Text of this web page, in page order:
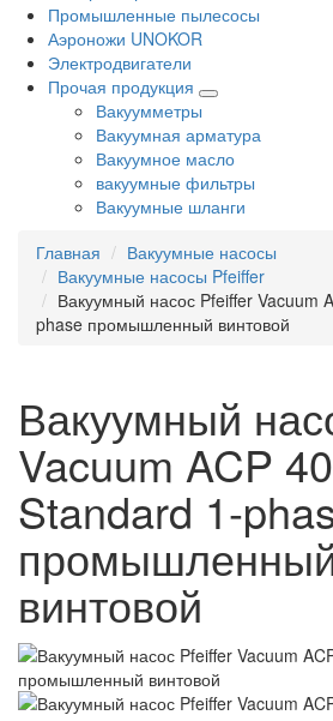
Промышленные пылесосы
Аэроножи UNOKOR
Электродвигатели
Прочая продукция
Вакуумметры
Вакуумная арматура
Вакуумное масло
вакуумные фильтры
Вакуумные шланги
Главная
Вакуумные насосы
Вакуумные насосы Pfeiffer
Вакуумный насос Pfeiffer Vacuum
phase промышленный винтовой
Вакуумный
Vacuum ACP 40
Standard 1-
винтовой